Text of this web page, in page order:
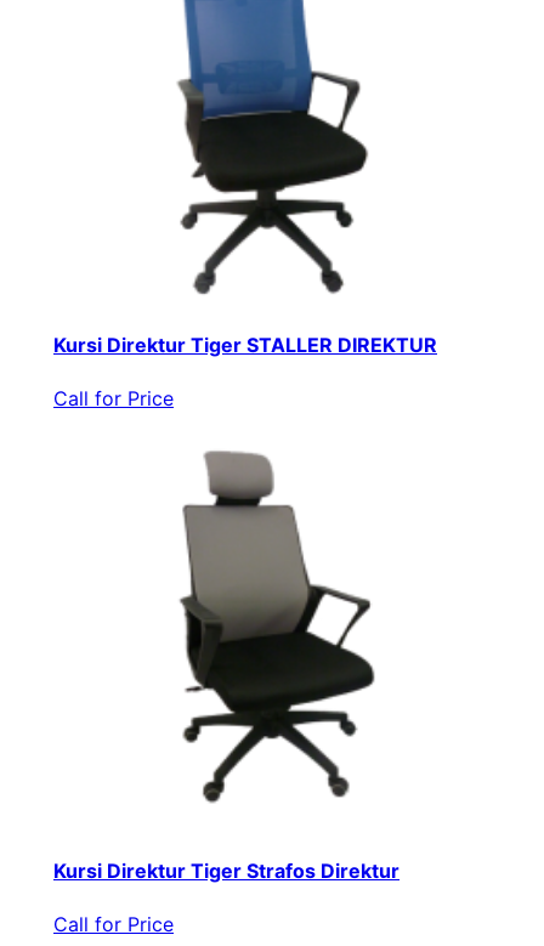
Kursi Direktur Tiger STALLER DIREKTUR
Call for Price
Kursi Direktur Tiger Strafos Direktur
Call for Price